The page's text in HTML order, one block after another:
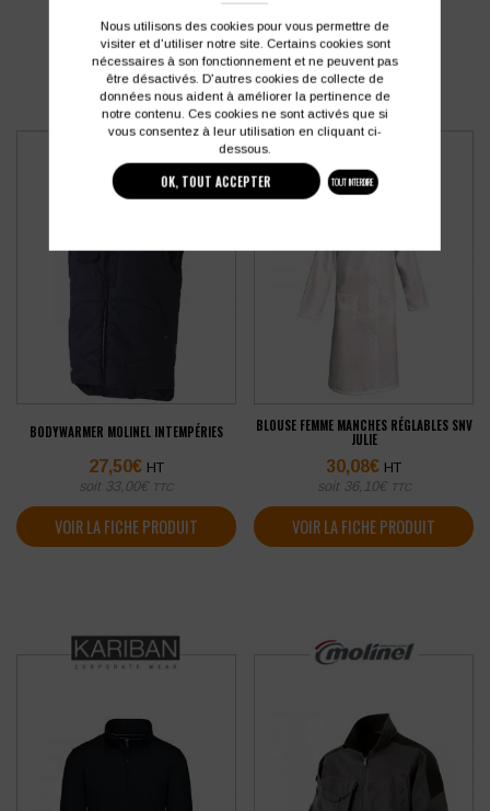
PRODUITS SIMILAIRES
BODYWARMER MOLINEL INTEMPÉRIES
27,50€ HT
soit 33,00€ TTC
VOIR LA FICHE PRODUIT
BLOUSE FEMME MANCHES RÉGLABLES SNV
JULIE
30,08€ HT
soit 36,10€ TTC
VOIR LA FICHE PRODUIT
Nous utilisons des cookies pour vous permettre de
visiter et d'utiliser notre site. Certains cookies sont
nécessaires à son fonctionnement et ne peuvent pas
être désactivés. D'autres cookies de collecte de
données nous aident à améliorer la pertinence de
notre contenu. Ces cookies ne sont activés que si
vous consentez à leur utilisation en cliquant ci-
dessous.
OK, TOUT ACCEPTER TOUT INTERDIRE